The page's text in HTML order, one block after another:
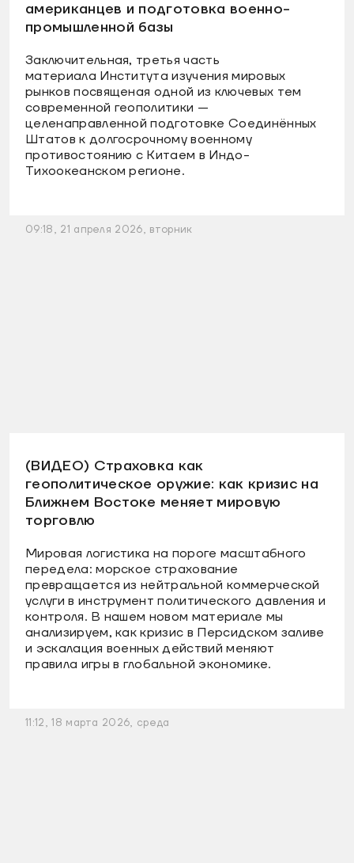
американцев и подготовка военно-
промышленной базы
Заключительная, третья часть
материала Института изучения мировых
рынков посвященая одной из ключевых тем
современной геополитики —
целенаправленной подготовке Соединённых
Штатов к долгосрочному военному
противостоянию с Китаем в Индо-
Тихоокеанском регионе.
09:18, 21 апреля 2026, вторник
(ВИДЕО) Страховка как
геополитическое оружие: как кризис на
Ближнем Востоке меняет мировую
торговлю
Мировая логистика на пороге масштабного
передела: морское страхование
превращается из нейтральной коммерческой
услуги в инструмент политического давления и
контроля. В нашем новом материале мы
анализируем, как кризис в Персидском заливе
и эскалация военных действий меняют
правила игры в глобальной экономике.
11:12, 18 марта 2026, среда